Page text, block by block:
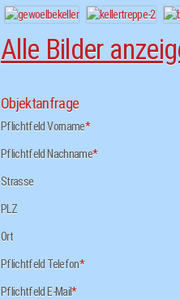
Alle Bilder
Objektanfrage
Pflichtfeld Vorname*
Pflichtfeld Nachname*
Strasse
PLZ
Ort
Pflichtfeld Telefon*
Pflichtfeld E-Mail*